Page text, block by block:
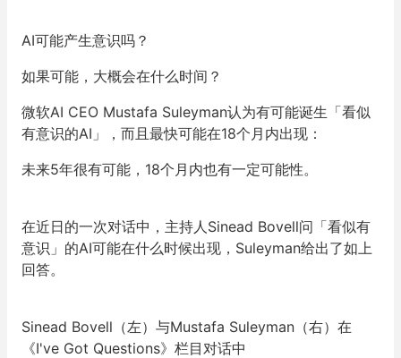
AI可能产生意识吗？
如果可能，大概会在什么时间？
微软AI CEO Mustafa Suleyman认为有可能诞生「看似
有意识的AI」，而且最快可能在18个月内出现：
未来5年很有可能，18个月内也有一定可能性。
在近日的一次对话中，主持人Sinead Bovell问「看似有
意识」的AI可能在什么时候出现， Suleyman给出了如上
回答。
Sinead Bovell（左）与Mustafa Suleyman （右） 在
《I've Got Questions》栏目 对话中